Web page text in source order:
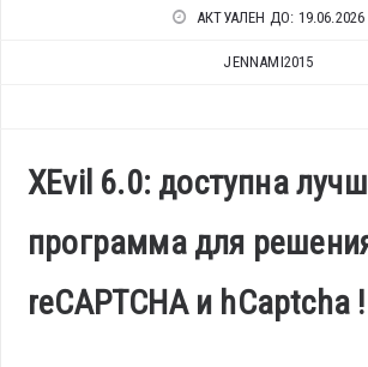
АКТУАЛЕН ДО: 19.06.2026
JENNAMI2015
XEvil 6.0: доступна
программа для
reCAPTCHA и hCaptcha !